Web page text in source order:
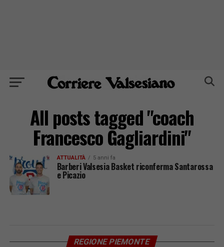
All posts tagged "coach
Francesco Gagliardini"
ATTUALITÀ 5 anni fa
Barberi Valsesia Basket riconferma Santarossa
e Picazio
REGIONE PIEMONTE